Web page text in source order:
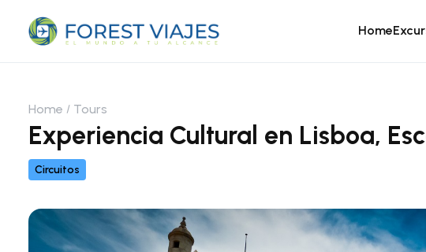
Home
Home Tours
Experiencia Cultural en Lisboa,
Circuitos